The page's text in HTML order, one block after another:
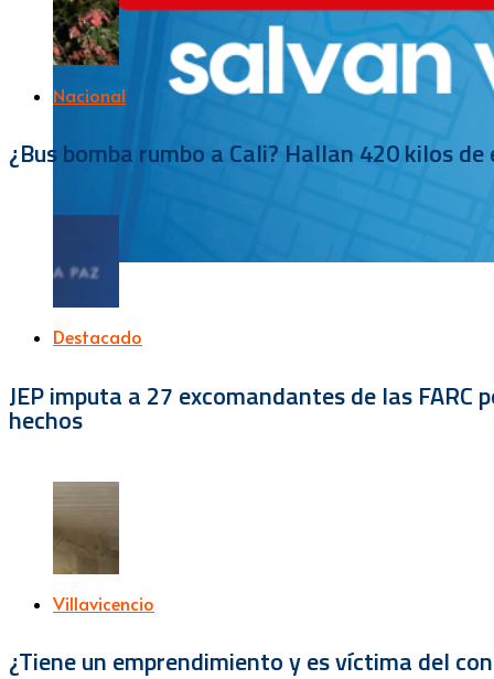
Nacional
¿Bus bomba rumbo a Cali? Hallan 420 kilos
Destacado
JEP imputa a 27 excomandantes de las
hechos
Villavicencio
¿Tiene un emprendimiento y es víctima del